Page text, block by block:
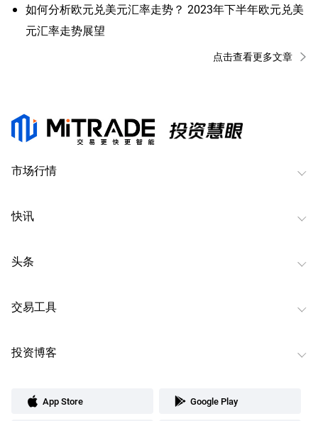
如何分析欧元兑美元汇率走势？ 2023年下半年欧元兑美
元汇率走势展望
点击查看更多文章
市场行情
快讯
头条
交易工具
投资博客
App Store Google Play